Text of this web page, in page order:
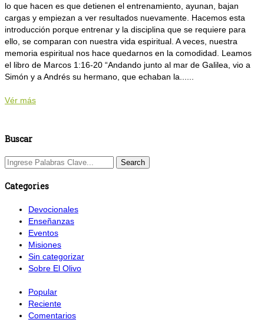
lo que hacen es que detienen el entrenamiento, ayunan, bajan
cargas y empiezan a ver resultados nuevamente. Hacemos esta
introducción porque entrenar y la disciplina que se requiere para
ello, se comparan con nuestra vida espiritual. A veces, nuestra
memoria espiritual nos hace quedarnos en la comodidad. Leamos
el libro de Marcos 1:16-20 “Andando junto al mar de Galilea, vio a
Simón y a Andrés su hermano, que echaban la......
Vér más
Buscar
Categories
Devocionales
Enseñanzas
Eventos
Misiones
Sin categorizar
Sobre El Olivo
Popular
Reciente
Comentarios